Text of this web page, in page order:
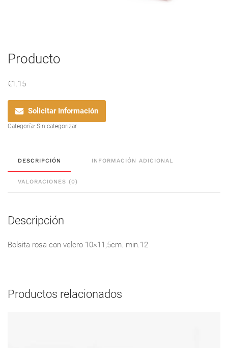
Producto
€1.15
Solicitar Información
Categoría: Sin categorizar
DESCRIPCIÓN INFORMACIÓN ADICIONAL
VALORACIONES (0)
Descripción
Bolsita rosa con velcro 10×11,5cm. min.12
Productos relacionados